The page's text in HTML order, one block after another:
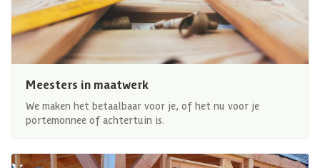
Meesters in maatwerk
We maken het betaalbaar voor je, of het nu voor je
portemonnee of achtertuin is.